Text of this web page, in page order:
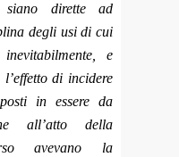
siano dirette ad
degli usi di cui
e
di incidere
in essere da
all’atto della
avevano la